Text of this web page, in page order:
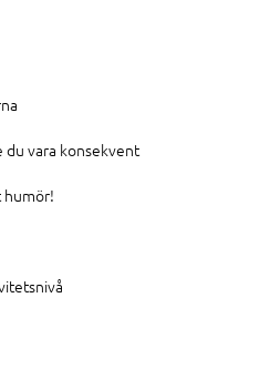
du vara konsekvent
humör!